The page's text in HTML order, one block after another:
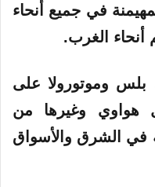
في جميع أنحاء
الغرب.
وموتورولا على
هواوي وغيرها من
في الشرق والأسواق